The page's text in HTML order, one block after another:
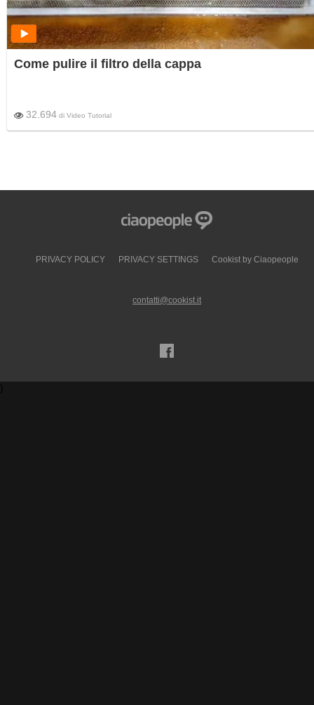
Come pulire il filtro della cappa
32.694 di Video Tutorial
PRIVACY POLICY PRIVACY SETTINGS Cookist by Ciaopeople
contatti@cookist.it